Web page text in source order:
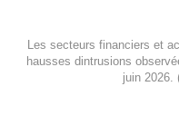
Les secteurs financiers et
hausses dintrusions
juin 2026.